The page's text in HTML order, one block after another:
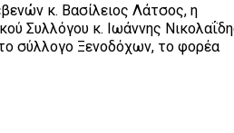
κ. Βασίλειος Λάτσος, η
Συλλόγου κ. Ιωάννης
σύλλογο Ξενοδόχων, το φορέα